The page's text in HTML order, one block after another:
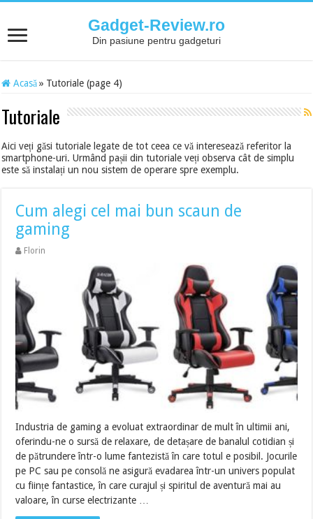
Gadget-Review.ro
Din pasiune pentru gadgeturi
Acasă » Tutoriale (page 4)
Tutoriale
Aici veți găsi tutoriale legate de tot ceea ce vă interesează referitor la
smartphone-uri. Urmând pașii din tutoriale veți observa cât de simplu
este să instalați un nou sistem de operare spre exemplu.
Cum alegi cel mai bun scaun de
gaming
Florin
Industria de gaming a evoluat extraordinar de mult în ultimii ani,
oferindu-ne o sursă de relaxare, de detașare de banalul cotidian și
de pătrundere într-o lume fantezistă în care totul e posibil. Jocurile
pe PC sau pe consolă ne asigură evadarea într-un univers populat
cu ființe fantastice, în care curajul și spiritul de aventură mai au
valoare, în curse electrizante …